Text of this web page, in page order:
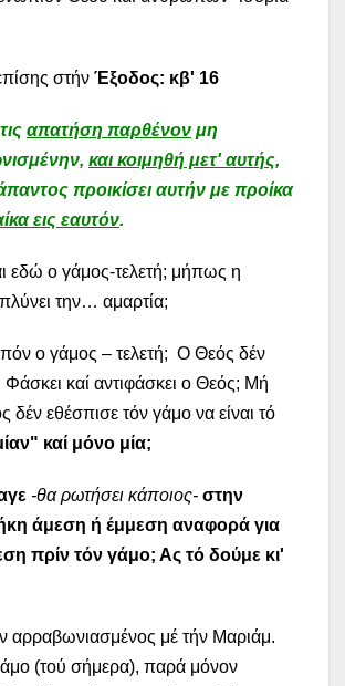
στήν Έξοδος: κβ' 16
απατήση παρθένον μη
και κοιμηθή μετ' αυτής,
προικίσει αυτήν με προίκα
εις εαυτόν.
εδώ ο γάμος-τελετή; μήπως η
την… αμαρτία;
ο γάμος – τελετή; Ο Θεός δέν
Φάσκει καί αντιφάσκει ο Θεός; Μή
δέν εθέσπισε τόν γάμο να είναι τό
καί μόνο μία;
-θα ρωτήσει κάποιος- στην
άμεση ή έμμεση αναφορά για
πρίν τόν γάμο; Ας τό δούμε κι'
αρραβωνιασμένος μέ τήν Μαριάμ.
(τού σήμερα), παρά μόνον